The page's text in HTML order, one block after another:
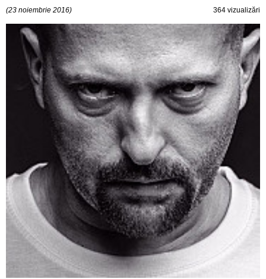
(23 noiembrie 2016) 364 vizualizări